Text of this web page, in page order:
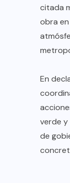
citada
obra
En
verde y
de